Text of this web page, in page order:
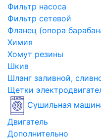
Фильтр насоса
Фильтр сетевой
Фланец (опора
Химия
Хомут резины
Шкив
Шланг заливной,
Щетки
Сушильная
Двигатель
Дополнительно